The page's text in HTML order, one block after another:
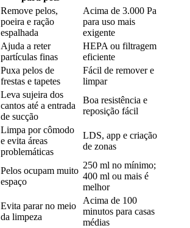
Remove pelos,
poeira e ração
espalhada
Acima de 3.000 Pa
para uso mais
exigente
Ajuda a reter
partículas finas
HEPA ou filtragem
eficiente
Puxa pelos de
frestas e tapetes
Fácil de remover e
limpar
Leva sujeira dos
cantos até a entrada
de sucção
Boa resistência e
reposição fácil
Limpa por cômodo
e evita áreas
problemáticas
LDS, app e criação
de zonas
Pelos ocupam muito
espaço
250 ml no mínimo;
400 ml ou mais é
melhor
Evita parar no meio
da limpeza
Acima de 100
minutos para casas
médias